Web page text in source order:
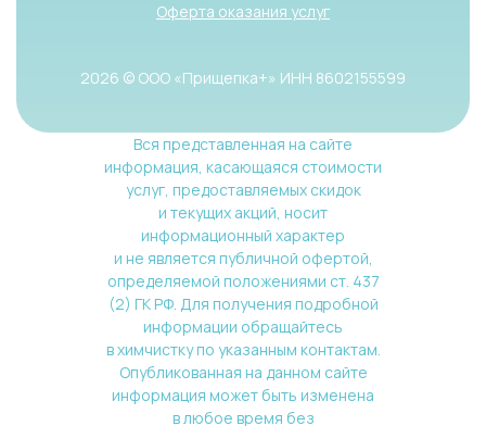
Оферта оказания услуг
2026 © ООО «Прищепка+» ИНН 8602155599
Вся представленная на сайте
информация, касающаяся стоимости
услуг, предоставляемых скидок
и текущих акций, носит
информационный характер
и не является публичной офертой,
определяемой положениями ст. 437
(2) ГК РФ. Для получения подробной
информации обращайтесь
в химчистку по указанным контактам.
Опубликованная на данном сайте
информация может быть изменена
в любое время без